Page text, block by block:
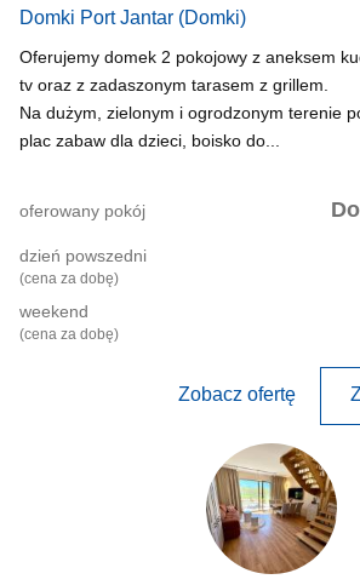
Domki Port Jantar (Domki)
Oferujemy domek 2 pokojowy z aneksem
tv oraz z zadaszonym tarasem z grillem.
Na dużym, zielonym i ogrodzonym terenie
plac zabaw dla dzieci, boisko do...
oferowany pokój
dzień powszedni
(cena za dobę)
weekend
(cena za dobę)
Zobacz ofertę